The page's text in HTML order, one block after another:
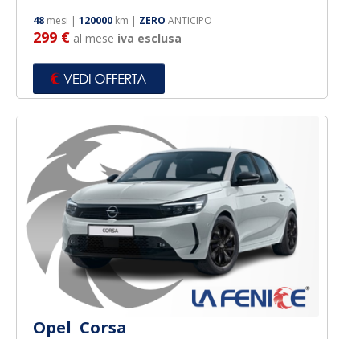
48 mesi | 120000 km | ZERO ANTICIPO
299 € al mese iva esclusa
Opel Corsa